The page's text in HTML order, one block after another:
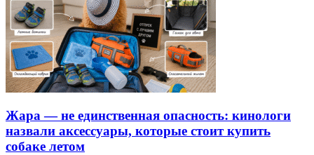
Жара — не единственная опасность: кинологи
назвали аксессуары, которые стоит купить
собаке летом